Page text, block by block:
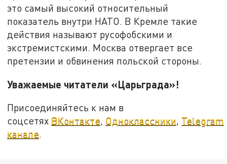
это самый высокий относительный
показатель внутри НАТО. В Кремле такие
действия называют русофобскими и
экстремистскими. Москва отвергает все
претензии и обвинения польской стороны.
Уважаемые читатели «Царьграда»!
Присоединяйтесь к нам в
соцсетях ВКонтакте, Одноклассники, Telegram
канале.